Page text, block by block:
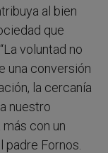
al bien
que
voluntad no
una conversión
la cercanía
nuestro
con un
Fornos.